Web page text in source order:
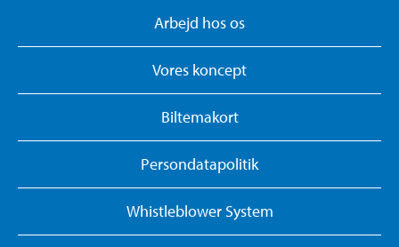
Arbejd hos os
Vores koncept
Biltemakort
Persondatapolitik
Whistleblower System